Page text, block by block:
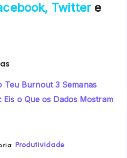
, Twittere
Teu Burnout 3 Semanas
Eis o Que os Dados Mostram
Produtividade